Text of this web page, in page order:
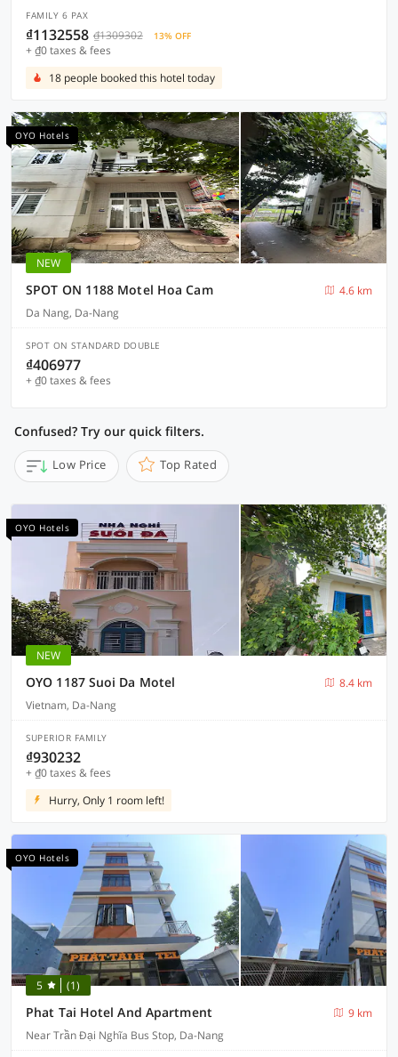
FAMILY 6 PAX
₫1132558 ₫1309302 13% OFF
+ ₫0 taxes & fees
18 people booked this hotel today
OYO Hotels
NEW
SPOT ON 1188 Motel Hoa Cam
4.6 km
Da Nang, Da-Nang
SPOT ON STANDARD DOUBLE
₫406977
+ ₫0 taxes & fees
Confused? Try our quick filters.
Low Price Top Rated
OYO Hotels
NEW
OYO 1187 Suoi Da Motel
8.4 km
Vietnam, Da-Nang
SUPERIOR FAMILY
₫930232
+ ₫0 taxes & fees
Hurry, Only 1 room left!
OYO Hotels
5 (1)
Phat Tai Hotel And Apartment
9 km
Near Trần Đại Nghĩa Bus Stop, Da-Nang